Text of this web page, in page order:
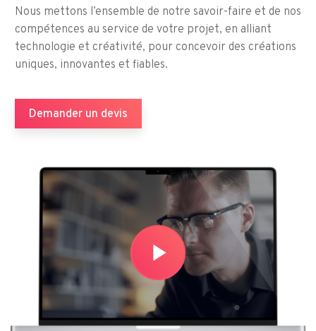
Nous mettons l’ensemble de notre savoir-faire et de nos
compétences au service de votre projet, en alliant
technologie et créativité, pour concevoir des créations
uniques, innovantes et fiables.
Demander un devis
play_arrow